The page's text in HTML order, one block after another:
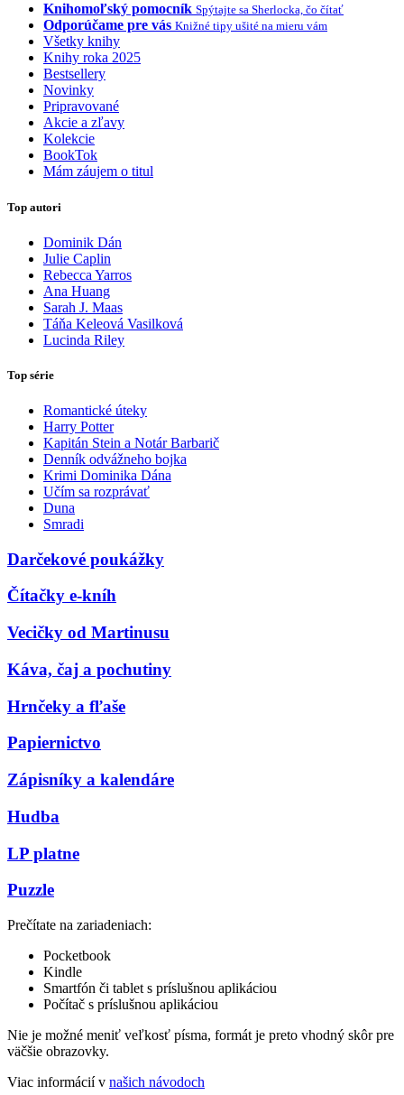
Knihomoľský pomocník Spýtajte sa Sherlocka, čo čítať
Odporúčame pre vás Knižné tipy ušité na mieru vám
Všetky knihy
Knihy roka 2025
Bestsellery
Novinky
Pripravované
Akcie a zľavy
Kolekcie
BookTok
Mám záujem o titul
Top autori
Dominik Dán
Julie Caplin
Rebecca Yarros
Ana Huang
Sarah J. Maas
Táňa Keleová Vasilková
Lucinda Riley
Top série
Romantické úteky
Harry Potter
Kapitán Stein a Notár Barbarič
Denník odvážneho bojka
Krimi Dominika Dána
Učím sa rozprávať
Duna
Smradi
Darčekové poukážky
Čítačky e-kníh
Vecičky od Martinusu
Káva, čaj a pochutiny
Hrnčeky a fľaše
Papiernictvo
Zápisníky a kalendáre
Hudba
LP platne
Puzzle
Prečítate na zariadeniach:
Pocketbook
Kindle
Smartfón či tablet s príslušnou aplikáciou
Počítač s príslušnou aplikáciou
Nie je možné meniť veľkosť písma, formát je preto vhodný skôr pre
väčšie obrazovky.
Viac informácií v našich návodoch